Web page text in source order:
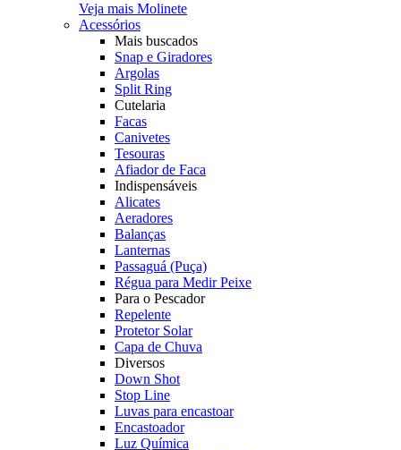
Veja mais Molinete
Acessórios
Mais buscados
Snap e Giradores
Argolas
Split Ring
Cutelaria
Facas
Canivetes
Tesouras
Afiador de Faca
Indispensáveis
Alicates
Aeradores
Balanças
Lanternas
Passaguá (Puça)
Régua para Medir Peixe
Para o Pescador
Repelente
Protetor Solar
Capa de Chuva
Diversos
Down Shot
Stop Line
Luvas para encastoar
Encastoador
Luz Química